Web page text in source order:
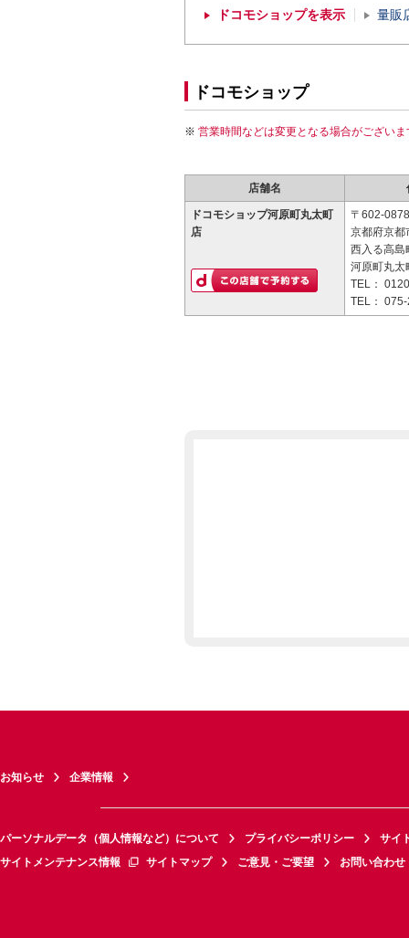
ドコモショップを表示 量販
ドコモショップ
営業時間などは変更となる場合がござい
店舗名
ドコモショップ河原町丸太町
店
〒602-0878
京都府京都
西入る高島
河原町丸太
TEL：
TEL：
お知らせ 企業情報
パーソナルデータ（個人情報など）について プライバシーポリシー
サイ
サイトメンテナンス情報
サイトマップ ご意見・ご要望 お問い合わせ